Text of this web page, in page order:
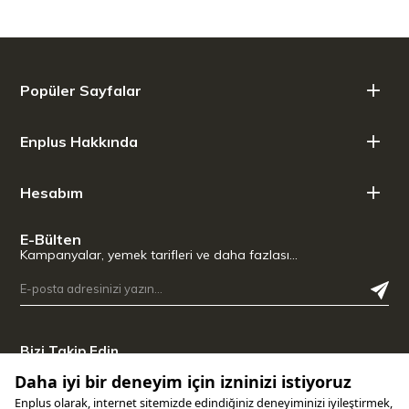
1 x İnce Gözenekli Elek: Paslanmaz çelik telli hassas süzgeç.
1 x Büyük Karıştırma Kasesi (4.5 L): Kaymaz tabanlı, geniş
paslanmaz çelik.
Bakım: Tüm parçalar bulaşık makinesinde yıkanabilir.
Popüler Sayfalar
Enplus Hakkında
Hesabım
E-Bülten
Kampanyalar, yemek tarifleri ve daha fazlası…
Bizi Takip Edin